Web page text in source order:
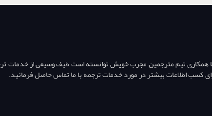
همکاری تیم مترجمین مجرب خویش توانسته است طیف وسیعی از خدمات
کسب اطلاعات بیشتر در مورد خدمات ترجمه با ما تماس حاصل فرمائید.